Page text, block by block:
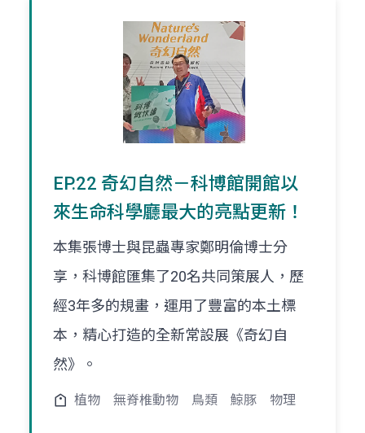
EP.22 奇幻自然－科博館開館以
來生命科學廳最大的亮點更新！
本集張博士與昆蟲專家鄭明倫博士分
享，科博館匯集了20名共同策展人，歷
經3年多的規畫，運用了豐富的本土標
本，精心打造的全新常設展《奇幻自
然》。
植物 無脊椎動物 鳥類 鯨豚 物理